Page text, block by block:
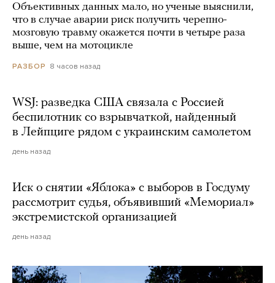
Объективных данных мало, но ученые выяснили,
что в случае аварии риск получить черепно-
мозговую травму окажется почти в четыре раза
выше, чем на мотоцикле
РАЗБОР 8 часов назад
WSJ: разведка США связала с Россией
беспилотник со взрывчаткой, найденный
в Лейпциге рядом с украинским самолетом
день назад
Иск о снятии «Яблока» с выборов в Госдуму
рассмотрит судья, объявивший «Мемориал»
экстремистской организацией
день назад